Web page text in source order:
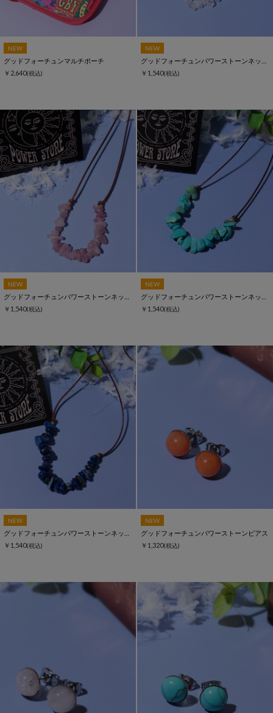
NEW
グッドフォーチュンマルチポーチ
￥2,640(税込)
NEW
￥1,540(税込)
NEW
￥1,540(税込)
NEW
￥1,540(税込)
NEW
￥1,540(税込)
NEW
グッドフォーチュンパワーストーンピアス
￥1,320(税込)